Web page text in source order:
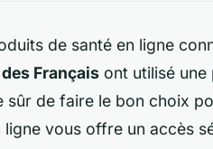
de santé en ligne
Français ont utilisé une
sûr de faire le bon choix
ligne vous offre un accès